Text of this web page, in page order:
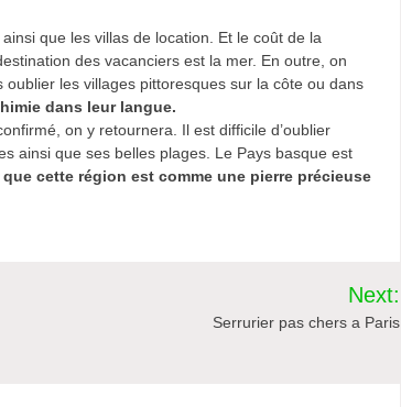
que les villas de location. Et le coût de la
des vacanciers est la mer. En outre, on
les villages pittoresques sur la côte ou dans
dans leur langue.
on y retournera. Il est difficile d’oublier
ainsi que ses belles plages. Le Pays basque est
cette région est comme une pierre précieuse
Next:
Serrurier pas chers a Paris